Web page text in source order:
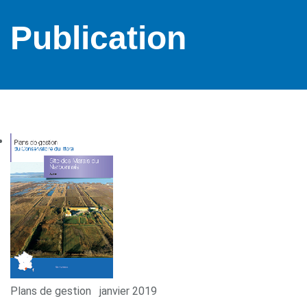
Publication
Plans de gestion janvier 2019